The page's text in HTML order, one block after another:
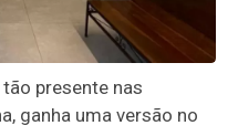
presente nas
ganha uma versão no